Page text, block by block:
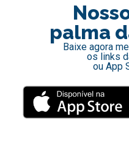
palma
Baixe agora
os links
ou App